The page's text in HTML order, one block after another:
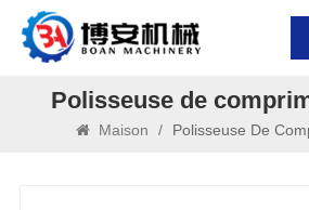
Polisseuse de
Maison / Polisseuse De